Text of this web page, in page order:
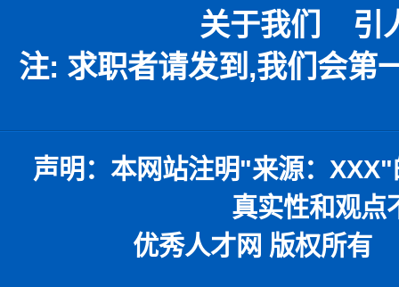
关于我们 引
注: 求职者请发到,我们会第
声明：本网站注明"来源： XXX"
真实性和观点
优秀人才网 版权所有 本网